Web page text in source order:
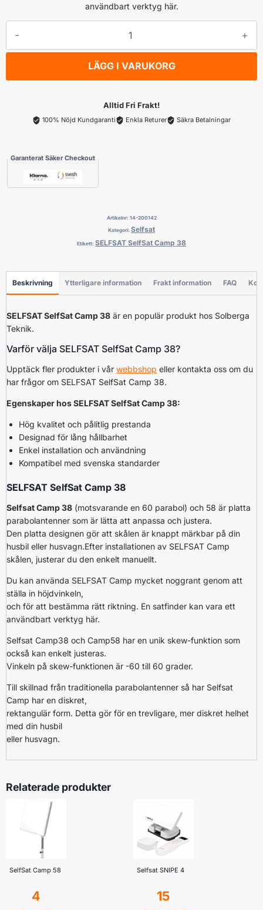
användbart verktyg här.
LÄGG I VARUKORG
Alltid Fri Frakt!
100% Nöjd Kundgaranti Enkla Returer Säkra Betalningar
Garanterat Säker Checkout
Artikelnr: 14-200142
Kategori: Selfsat
Etikett: SELFSAT SelfSat Camp 38
Beskrivning Ytterligare information Frakt information FAQ
SELFSAT SelfSat Camp 38 är en populär produkt hos Solberga
Teknik.
Varför välja SELFSAT SelfSat Camp 38?
Upptäck fler produkter i vår webbshop eller kontakta oss om du
har frågor om SELFSAT SelfSat Camp 38.
Egenskaper hos SELFSAT SelfSat Camp 38:
Hög kvalitet och pålitlig prestanda
Designad för lång hållbarhet
Enkel installation och användning
Kompatibel med svenska standarder
SELFSAT SelfSat Camp 38
Selfsat Camp 38 (motsvarande en 60 parabol) och 58 är platta
parabolantenner som är lätta att anpassa och justera.
Den platta designen gör att skålen är knappt märkbar på din
husbil eller husvagn.Efter installationen av SELFSAT Camp
skålen, justerar du den enkelt manuellt.
Du kan använda SELFSAT Camp mycket noggrant genom att
ställa in höjdvinkeln,
och för att bestämma rätt riktning. En satfinder kan vara ett
användbart verktyg här.
Selfsat Camp38 och Camp58 har en unik skew-funktion som
också kan enkelt justeras.
Vinkeln på skew-funktionen är -60 till 60 grader.
Till skillnad från traditionella parabolantenner så har Selfsat
Camp har en diskret,
rektangulär form. Detta gör för en trevligare, mer diskret helhet
med din husbil
eller husvagn.
Relaterade produkter
SelfSat Camp 58
4
Selfsat SNIPE 4
15